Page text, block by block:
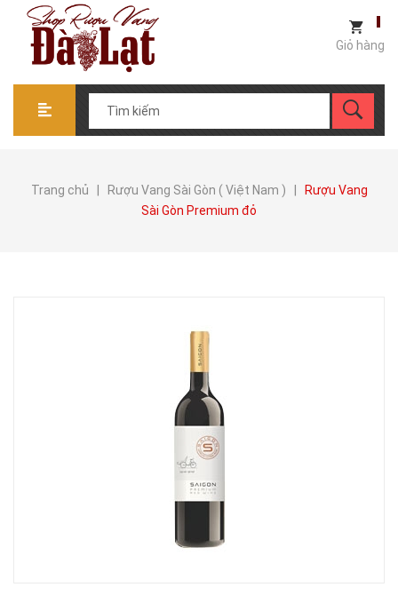
Giỏ hàng
Trang chủ Rượu Vang Sài Gòn ( Việt Nam )
Rượu Vang
Sài Gòn Premium đỏ